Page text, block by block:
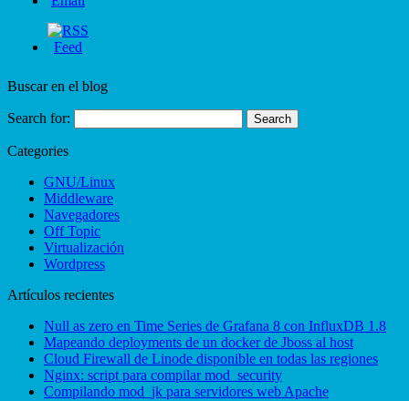
Buscar en el blog
Search for:
Categories
GNU/Linux
Middleware
Navegadores
Off Topic
Virtualización
Wordpress
Artículos recientes
Null as zero en Time Series de Grafana 8 con InfluxDB 1.8
Mapeando deployments de un docker de Jboss al host
Cloud Firewall de Linode disponible en todas las regiones
Nginx: script para compilar mod_security
Compilando mod_jk para servidores web Apache